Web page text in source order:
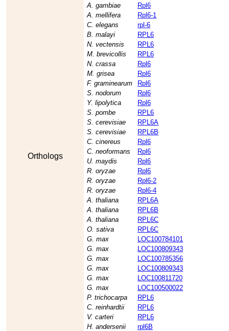
Orthologs
A. gambiae
Rpl6
A. mellifera
Rpl6-1
C. elegans
rpl-6
B. malayi
RPL6
N. vectensis
RPL6
M. brevicollis
RPL6
N. crassa
Rpl6
M. grisea
Rpl6
F. graminearum
Rpl6
S. nodorum
Rpl6
Y. lipolytica
Rpl6
S. pombe
RPL6
S. cerevisiae
RPL6A
S. cerevisiae
RPL6B
C. cinereus
Rpl6
C. neoformans
Rpl6
U. maydis
Rpl6
R. oryzae
Rpl6
R. oryzae
Rpl6-2
R. oryzae
Rpl6-4
A. thaliana
RPL6A
A. thaliana
RPL6B
A. thaliana
RPL6C
O. sativa
RPL6C
G. max
LOC100784101
G. max
LOC100809343
G. max
LOC100785356
G. max
LOC100809343
G. max
LOC100811720
G. max
LOC100500022
P. trichocarpa
RPL6
C. reinhardtii
RPL6
V. carteri
RPL6
H. andersenii
rpl6B